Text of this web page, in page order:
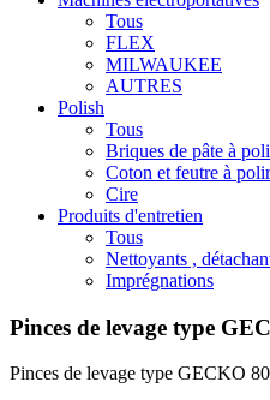
Tous
FLEX
MILWAUKEE
AUTRES
Polish
Tous
Briques de pâte à
Coton et feutre à polir
Cire
Produits d'entretien
Tous
Nettoyants ,
Imprégnations
Pinces de levage type
Pinces de levage type GECKO